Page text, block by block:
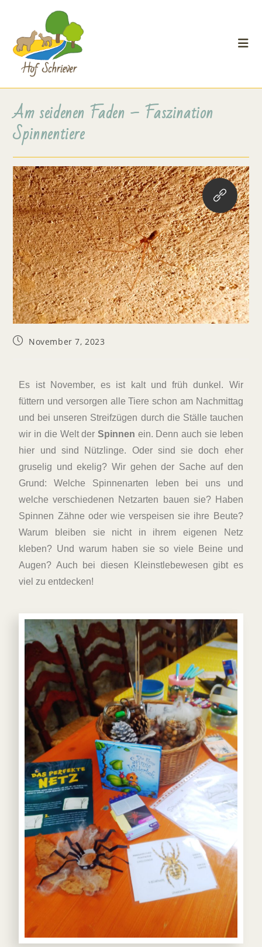
Am seidenen Faden – Faszination
Spinnentiere
November 7, 2023
Es ist November, es ist kalt und früh dunkel. Wir
füttern und versorgen alle Tiere schon am Nachmittag
und bei unseren Streifzügen durch die Ställe tauchen
wir in die Welt der Spinnen ein. Denn auch sie leben
hier und sind Nützlinge. Oder sind sie doch eher
gruselig und ekelig? Wir gehen der Sache auf den
Grund: Welche Spinnenarten leben bei uns und
welche verschiedenen Netzarten bauen sie? Haben
Spinnen Zähne oder wie verspeisen sie ihre Beute?
Warum bleiben sie nicht in ihrem eigenen Netz
kleben? Und warum haben sie so viele Beine und
Augen? Auch bei diesen Kleinstlebewesen gibt es
viel zu entdecken!